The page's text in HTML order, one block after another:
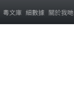
粵文庫 細數據 關於我哋